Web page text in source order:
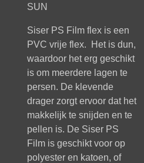
SUN
Siser PS Film flex is een
PVC vrije flex. Het is dun,
waardoor het erg geschikt
is om meerdere lagen te
persen. De klevende
drager zorgt ervoor dat het
makkelijk te snijden en te
pellen is. De Siser PS
Film is geschikt voor op
polyester en katoen, of